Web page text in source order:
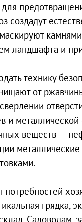
создадут
ландшафта и
технику
от
и
веществ —
грядка,